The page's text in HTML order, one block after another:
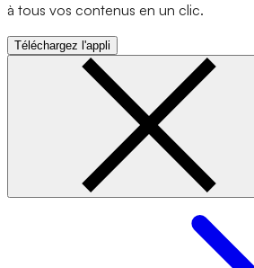
à tous vos contenus en un clic.
Téléchargez l'appli